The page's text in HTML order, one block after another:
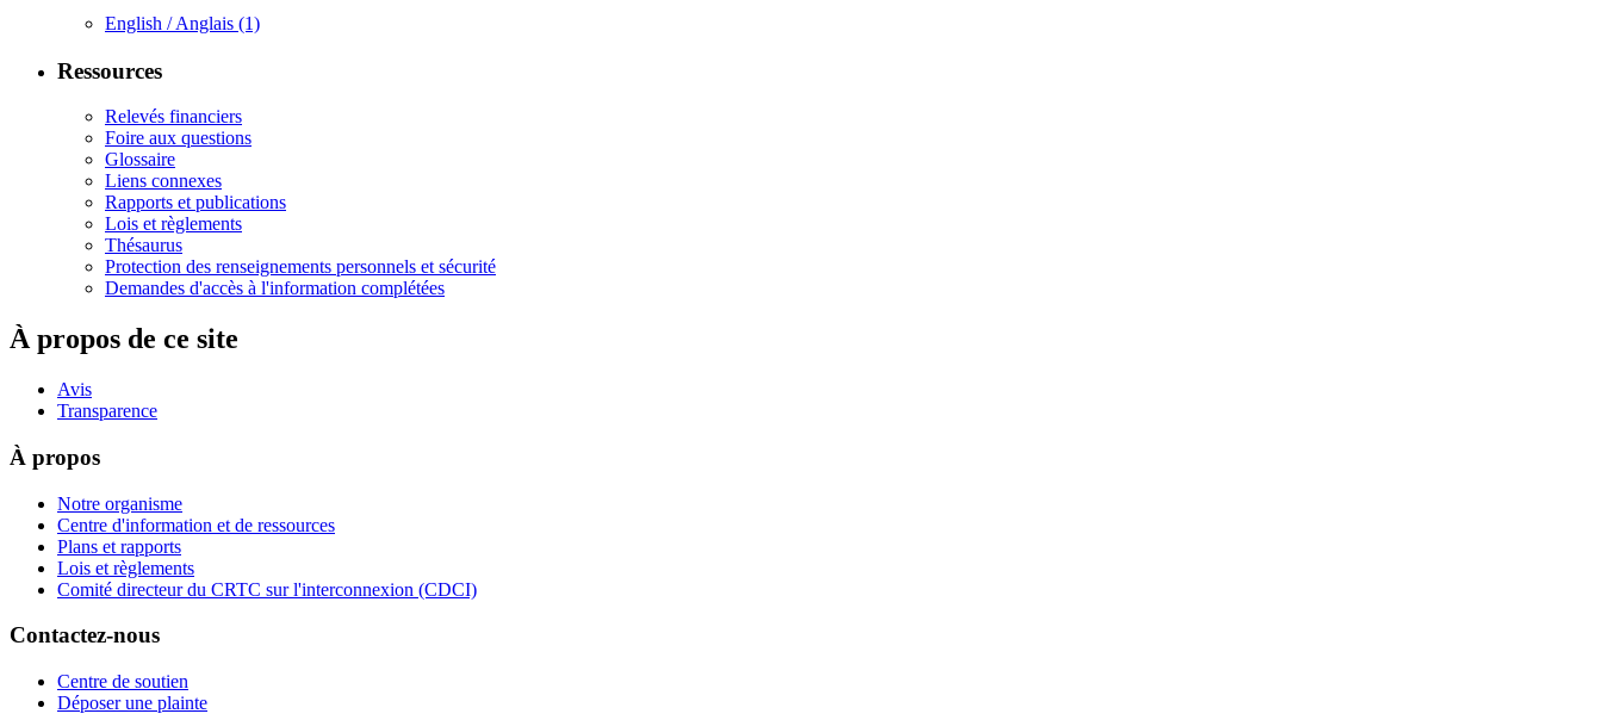
English / Anglais (1)
Ressources
Relevés financiers
Foire aux questions
Glossaire
Liens connexes
Rapports et publications
Lois et règlements
Thésaurus
Protection des renseignements personnels et sécurité
Demandes d'accès à l'information complétées
À propos de ce site
Avis
Transparence
À propos
Notre organisme
Centre d'information et de ressources
Plans et rapports
Lois et règlements
Comité directeur du CRTC sur l'interconnexion (CDCI)
Contactez-nous
Centre de soutien
Déposer une plainte